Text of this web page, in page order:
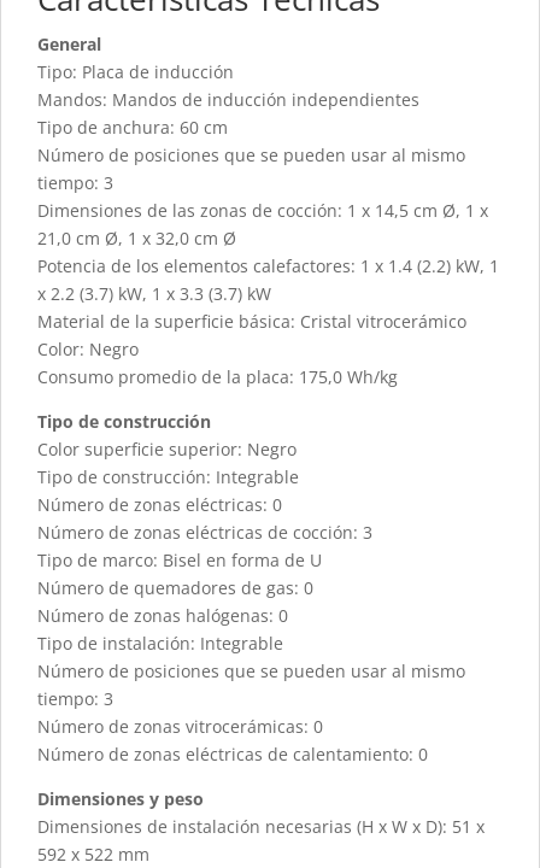
General
Tipo: Placa de inducción
Mandos: Mandos de inducción independientes
Tipo de anchura: 60 cm
Número de posiciones que se pueden usar al mismo
tiempo: 3
Dimensiones de las zonas de cocción: 1 x 14,5 cm Ø, 1 x
21,0 cm Ø, 1 x 32,0 cm Ø
Potencia de los elementos calefactores: 1 x 1.4 (2.2) kW, 1
x 2.2 (3.7) kW, 1 x 3.3 (3.7) kW
Material de la superficie básica: Cristal vitrocerámico
Color: Negro
Consumo promedio de la placa: 175,0 Wh/kg
Tipo de construcción
Color superficie superior: Negro
Tipo de construcción: Integrable
Número de zonas eléctricas: 0
Número de zonas eléctricas de cocción: 3
Tipo de marco: Bisel en forma de U
Número de quemadores de gas: 0
Número de zonas halógenas: 0
Tipo de instalación: Integrable
Número de posiciones que se pueden usar al mismo
tiempo: 3
Número de zonas vitrocerámicas: 0
Número de zonas eléctricas de calentamiento: 0
Dimensiones y peso
Dimensiones de instalación necesarias (H x W x D): 51 x
592 x 522 mm